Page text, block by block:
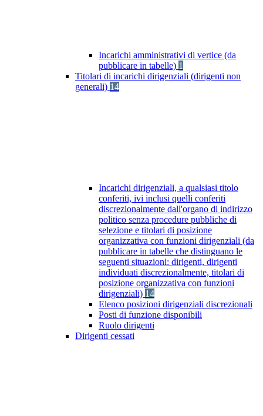
Incarichi amministrativi di vertice (da
pubblicare in tabelle) 1
Titolari di incarichi dirigenziali (dirigenti non
generali) 14
Incarichi dirigenziali, a qualsiasi titolo
conferiti, ivi inclusi quelli conferiti
discrezionalmente dall'organo di indirizzo
politico senza procedure pubbliche di
selezione e titolari di posizione
organizzativa con funzioni dirigenziali (da
pubblicare in tabelle che distinguano le
seguenti situazioni: dirigenti, dirigenti
individuati discrezionalmente, titolari di
posizione organizzativa con funzioni
dirigenziali) 14
Elenco posizioni dirigenziali discrezionali
Posti di funzione disponibili
Ruolo dirigenti
Dirigenti cessati